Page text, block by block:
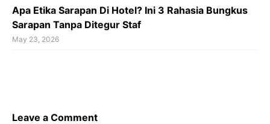
Apa Etika Sarapan Di Hotel? Ini 3 Rahasia Bungkus
Sarapan Tanpa Ditegur Staf
May 23, 2026
Leave a Comment